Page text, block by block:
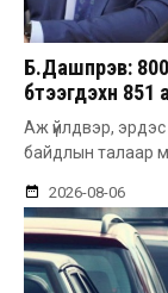
Б.Дашпүрэв:
бүтээгдэхүүн
Аж үйлдвэр,
байдлын талаар
2026-08-06